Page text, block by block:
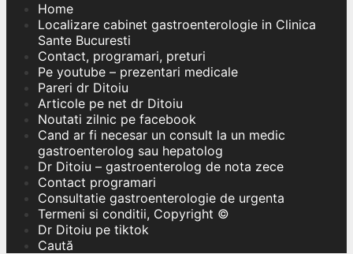
Home
Localizare cabinet gastroenterologie in Clinica
Sante Bucuresti
Contact, programari, preturi
Pe youtube – prezentari medicale
Pareri dr Ditoiu
Articole pe net dr Ditoiu
Noutati zilnic pe facebook
Cand ar fi necesar un consult la un medic
gastroenterolog sau hepatolog
Dr Ditoiu – gastroenterolog de nota zece
Contact programari
Consultatie gastroenterologie de urgenta
Termeni si conditii, Copyright ©
Dr Ditoiu pe tiktok
Caută